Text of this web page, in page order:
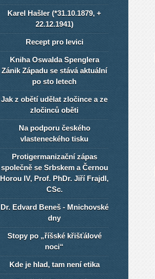
Karel Hašler (*31.10.1879, +
22.12.1941)
Recept pro levici
Kniha Oswalda Spenglera
Zánik Západu se stává aktuální
po sto letech
Jak z obětí udělat zločince a ze
zločinců oběti
Na podporu českého
vlasteneckého tisku
Protigermanizační zápas
společně se Srbskem a Černou
Horou IV, Prof. PhDr. Jiří Frajdl,
CSc.
Dr. Edvard Beneš - Mnichovské
dny
Stopy po „říšské křišťálové
noci“
Kde je hlad, tam není etika